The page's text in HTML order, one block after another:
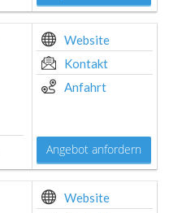
Website
Kontakt
Anfahrt
Angebot anfordern
Website